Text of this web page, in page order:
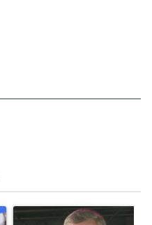
"Kicillof apuntó contra
Un artículo de tendencia con